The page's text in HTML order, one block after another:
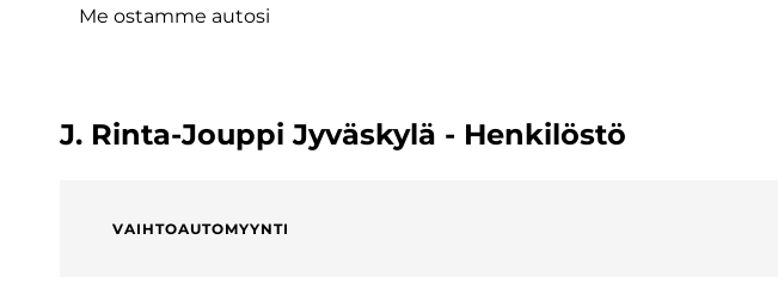
Me ostamme autosi
J. Rinta-Jouppi Jyväskylä - Henkilöstö
VAIHTOAUTOMYYNTI